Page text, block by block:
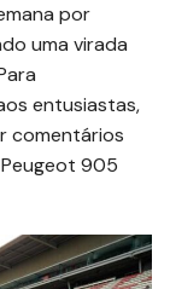
por
uma virada
entusiastas,
comentários
905